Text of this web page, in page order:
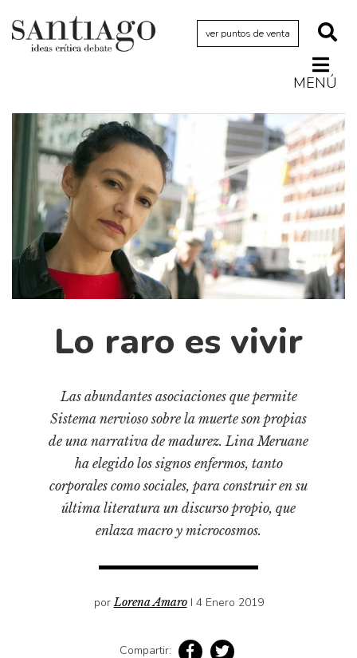
ver puntos de venta
MENÚ
Actualidad
Archivo Cenfoto-UDP
Arquetipos de situación
Artes visuales
Ciencia
Cine y televisión
Ciudad
Cómics
Documentos
Fragmentos
Gran reserva
Historia
Historia material de los libros
Lagunas mentales
Lo raro es vivir
Las abundantes asociaciones que permite
Sistema nervioso sobre la muerte son propias
de una narrativa de madurez. Lina Meruane
ha elegido los signos enfermos, tanto
corporales como sociales, para construir en su
última literatura un discurso propio, que
enlaza macro y microcosmos.
porLorena Amaro I 4 Enero 2019
Compartir: